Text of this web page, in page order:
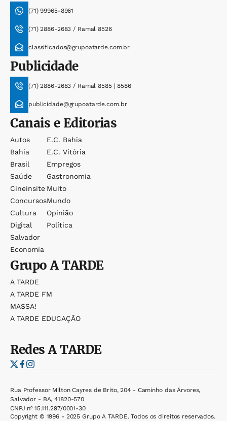
(71) 99965-8961
(71) 2886-2683 / Ramal 8526
classificados@grupoatarde.com.br
Publicidade
(71) 2886-2683 / Ramal 8585 | 8586
publicidade@grupoatarde.com.br
Canais e Editorias
Autos
Bahia
Brasil
Saúde
Cineinsite
Concursos
Cultura
Digital
Salvador
Economia
E.c. Bahia
E.c. Vitória
Empregos
Gastronomia
Muito
Mundo
Opinião
Política
GrupoA TARDE
A TARDE
A TARDE FM
MASSA!
A TARDE EDUCAÇÃO
RedesA TARDE
Rua Professor Milton Cayres de Brito, 204 - Caminho das Árvores,
Salvador - BA, 41820-570
CNPJ nº 15.111.297/0001-30
Copyright © 1996 - 2025 Grupo A TARDE. Todos os direitos reservados.